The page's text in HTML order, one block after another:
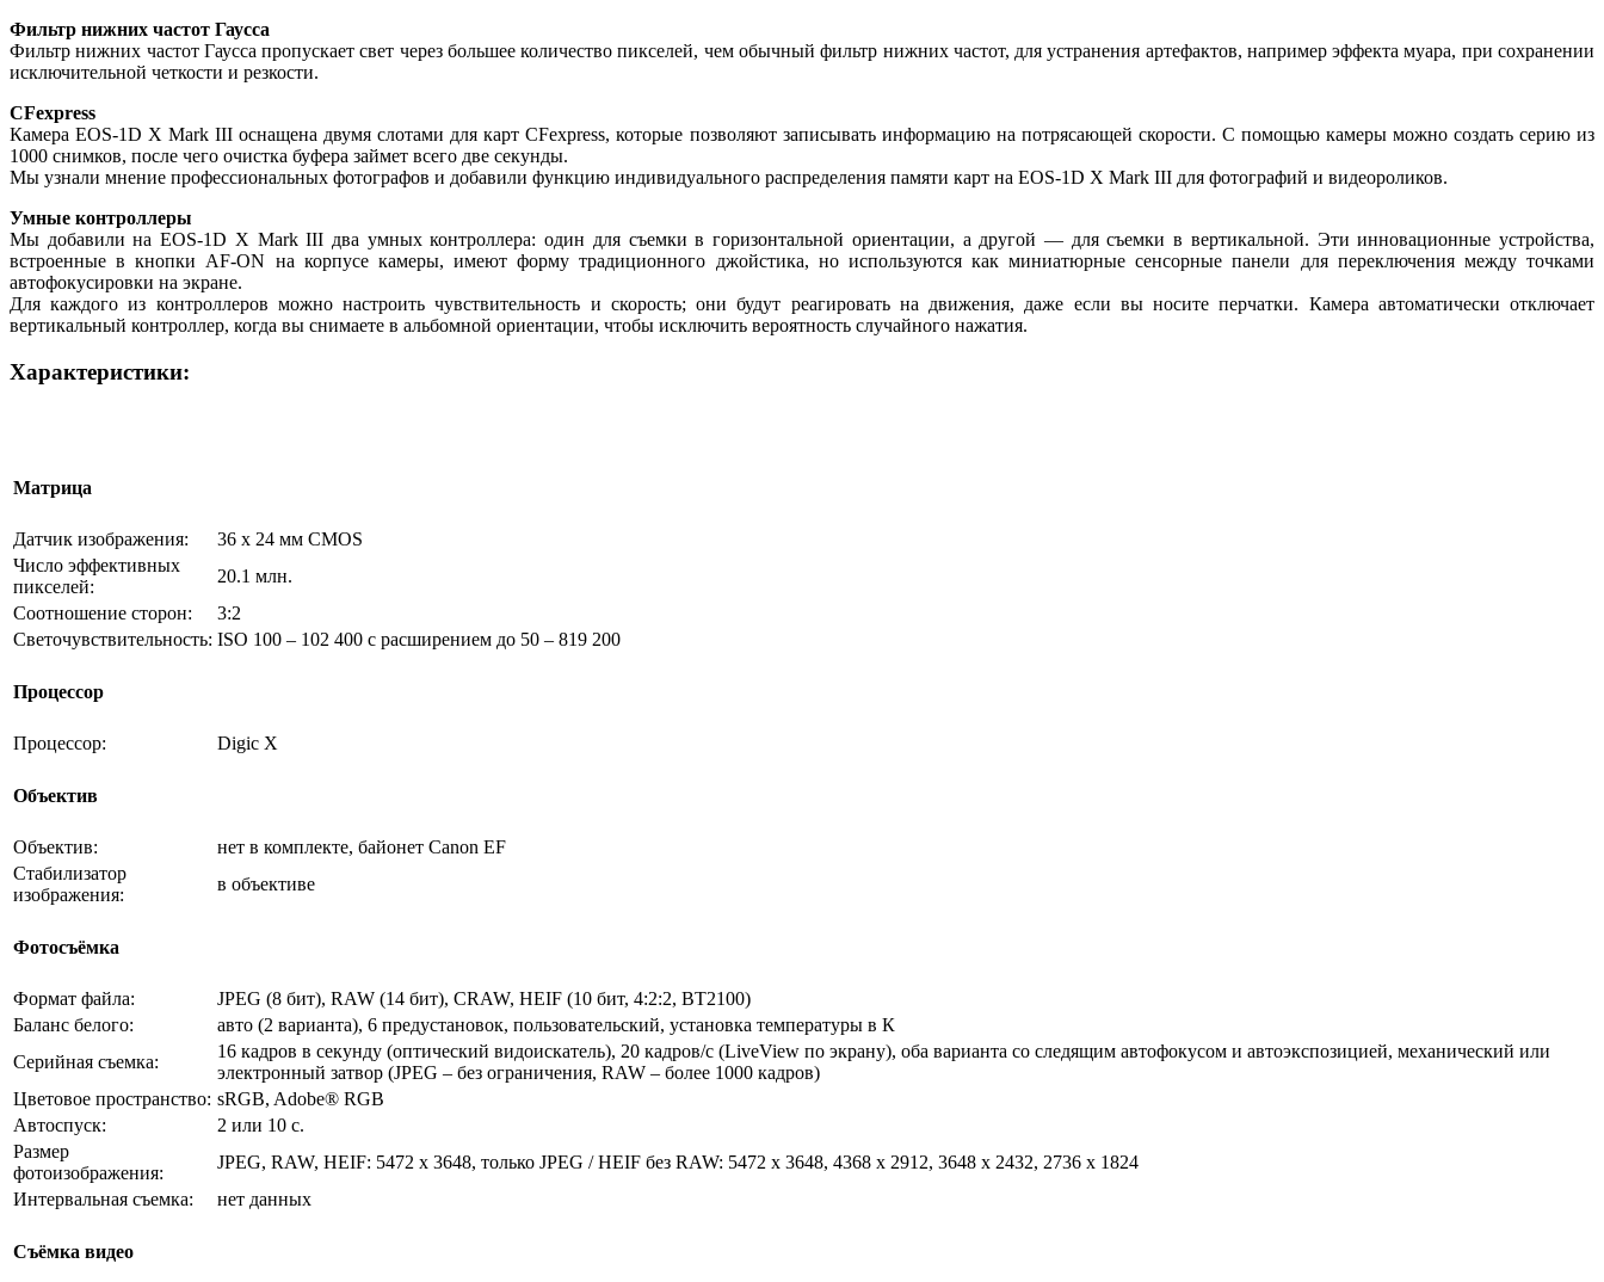
Фильтр нижних частот Гаусса
Фильтр нижних частот Гаусса пропускает свет через большее количество пикселей, чем обычный фильтр нижних частот, для устранения артефактов, например эффекта муара, при сохранении
исключительной четкости и резкости.
CFexpress
Камера EOS-1D X Mark III оснащена двумя слотами для карт CFexpress, которые позволяют записывать информацию на потрясающей скорости. С помощью камеры можно создать серию из
1000 снимков, после чего очистка буфера займет всего две секунды.
Мы узнали мнение профессиональных фотографов и добавили функцию индивидуального распределения памяти карт на EOS-1D X Mark III для фотографий и видеороликов.
Умные контроллеры
Мы добавили на EOS-1D X Mark III два умных контроллера: один для съемки в горизонтальной ориентации, а другой — для съемки в вертикальной. Эти инновационные устройства,
встроенные в кнопки AF-ON на корпусе камеры, имеют форму традиционного джойстика, но используются как миниатюрные сенсорные панели для переключения между точками
автофокусировки на экране.
Для каждого из контроллеров можно настроить чувствительность и скорость; они будут реагировать на движения, даже если вы носите перчатки. Камера автоматически отключает
вертикальный контроллер, когда вы снимаете в альбомной ориентации, чтобы исключить вероятность случайного нажатия.
Характеристики:
Матрица
Датчик изображения:
36 x 24 мм CMOS
Число эффективных
пикселей:
20.1 млн.
Соотношение сторон:
3:2
Светочувствительность: ISO 100 – 102 400 с расширением до 50 – 819 200
Процессор
Процессор: Digic X
Объектив
Объектив:
нет в комплекте, байонет Canon EF
Стабилизатор
изображения:
в объективе
Фотосъёмка
Формат файла:
JPEG (8 бит), RAW (14 бит), CRAW, HEIF (10 бит, 4:2:2, BT2100)
Баланс белого:
авто (2 варианта), 6 предустановок, пользовательский, установка температуры в К
Серийная съемка:
16 кадров в секунду (оптический видоискатель), 20 кадров/с (LiveView по экрану), оба варианта со следящим автофокусом и автоэкспозицией, механический или
электронный затвор (JPEG – без ограничения, RAW – более 1000 кадров)
Цветовое пространство: sRGB, Adobe® RGB
Автоспуск:
2 или 10 с.
Размер
фотоизображения:
JPEG, RAW, HEIF: 5472 x 3648, только JPEG / HEIF без RAW: 5472 x 3648, 4368 x 2912, 3648 x 2432, 2736 x 1824
Интервальная съемка:
нет данных
Съёмка видео